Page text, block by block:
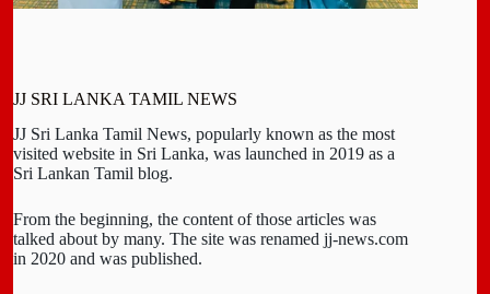
JJ SRI LANKA TAMIL NEWS
JJ Sri Lanka Tamil News, popularly known as the most
visited website in Sri Lanka, was launched in 2019 as a
Sri Lankan Tamil blog.
From the beginning, the content of those articles was
talked about by many. The site was renamed jj-news.com
in 2020 and was published.